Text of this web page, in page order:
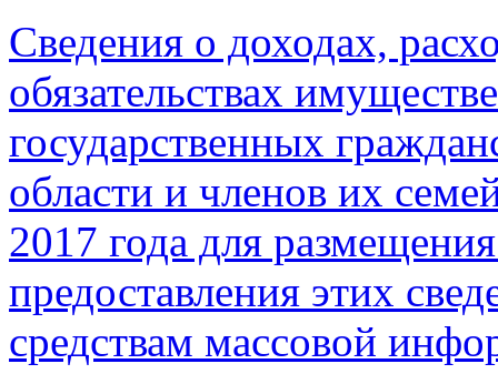
Сведения о доходах,
обязательствах
государственных
области и членов их
2017 года для
предоставления этих
средствам массовой